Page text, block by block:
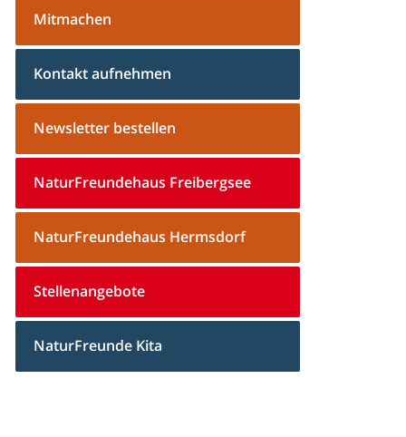
Mitmachen
Kontakt aufnehmen
Newsletter bestellen
NaturFreundehaus Freibergsee
NaturFreundehaus Hermsdorf
Stellenangebote
NaturFreunde Kita